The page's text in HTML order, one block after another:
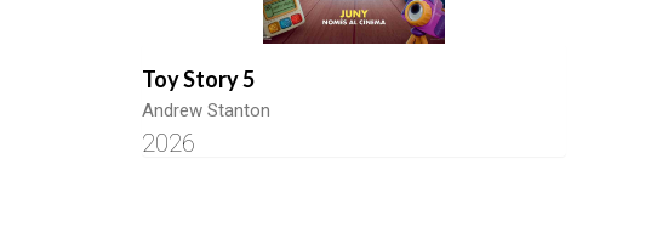
Toy Story 5
Andrew Stanton
2026